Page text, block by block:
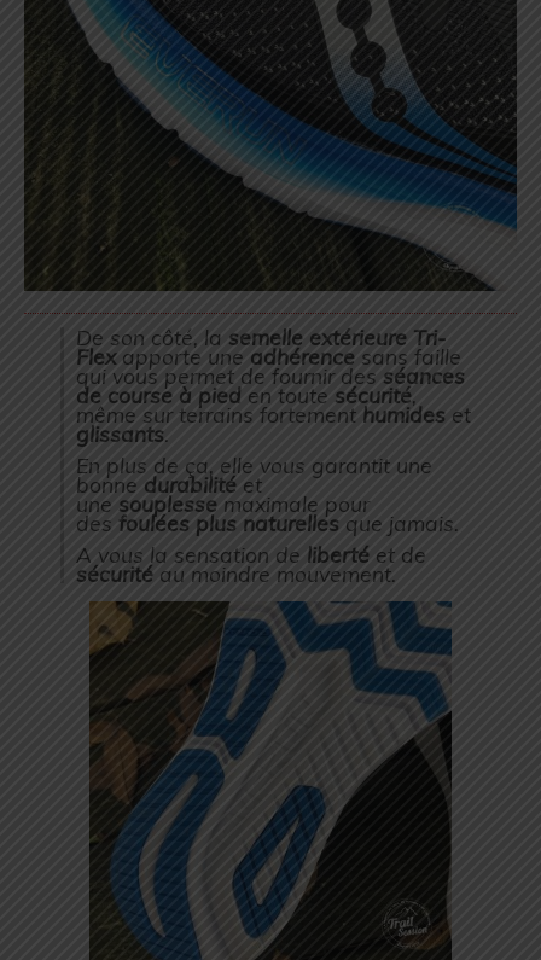
De son côté, la semelle extérieure Tri-
Flexapporte une adhérence sans faille
qui vous permet de fournir des séances
de course à pied en toute sécurité,
même sur terrains fortement humides et
glissants.
En plus de ça, elle vous garantit une
bonne durabilité et
une souplesse maximale pour
des foulées plus naturelles que jamais.
A vous la sensation de liberté et de
sécurité au moindre mouvement.